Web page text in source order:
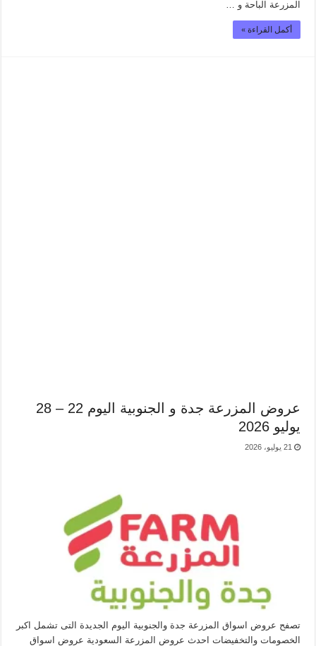
المزرعة الباحة و …
أكمل القراءة »
عروض المزرعة جدة و الجنوبية اليوم 22 – 28
يوليو 2026
21 يوليو، 2026
تصفح عروض اسواق المزرعة جدة والجنوبية اليوم الجديدة التى تشمل اكبر
الخصومات والتخفيضات احدث عروض المزرعة السعودية عروض اسواق